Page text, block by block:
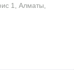
1, Алматы,